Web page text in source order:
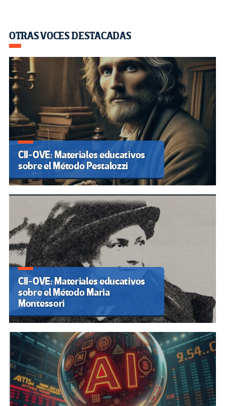
OTRAS VOCES DESTACADAS
CII-OVE: Materiales educativos
sobre el Método Pestalozzi
CII-OVE: Materiales educativos
sobre el Método Maria
Montessori